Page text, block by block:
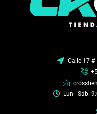
Calle 17 #
Lun - Sab: